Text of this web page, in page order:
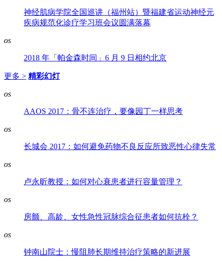
神经肌病学院全国巡讲（福州站）暨福建省运动神经元
疾病规范化诊疗学习班会议圆满落幕
os
2018 年「帕金森时间」6 月 9 日相约北京
更多 > 精彩幻灯
os
AAOS 2017：骨不连治疗，要像园丁一样思考
os
长城会 2017：如何避免药物不良反应所致恶性心律失常
os
卢永昕教授：如何对心衰患者进行容量管理？
os
房颤、高龄、女性急性冠脉综合征患者如何抗栓？
os
钟南山院士：慢阻肺长期维持治疗策略的新进展